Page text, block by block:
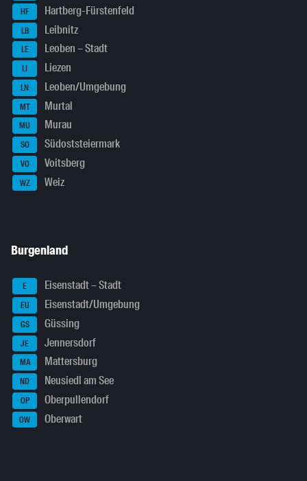
HF Hartberg-Fürstenfeld
LB Leibnitz
LE Leoben – Stadt
LI Liezen
LN Leoben/Umgebung
MT Murtal
MU Murau
SO Südoststeiermark
VO Voitsberg
WZ Weiz
Burgenland
E Eisenstadt – Stadt
EU Eisenstadt/Umgebung
GS Güssing
JE Jennersdorf
MA Mattersburg
ND Neusiedl am See
OP Oberpullendorf
OW Oberwart